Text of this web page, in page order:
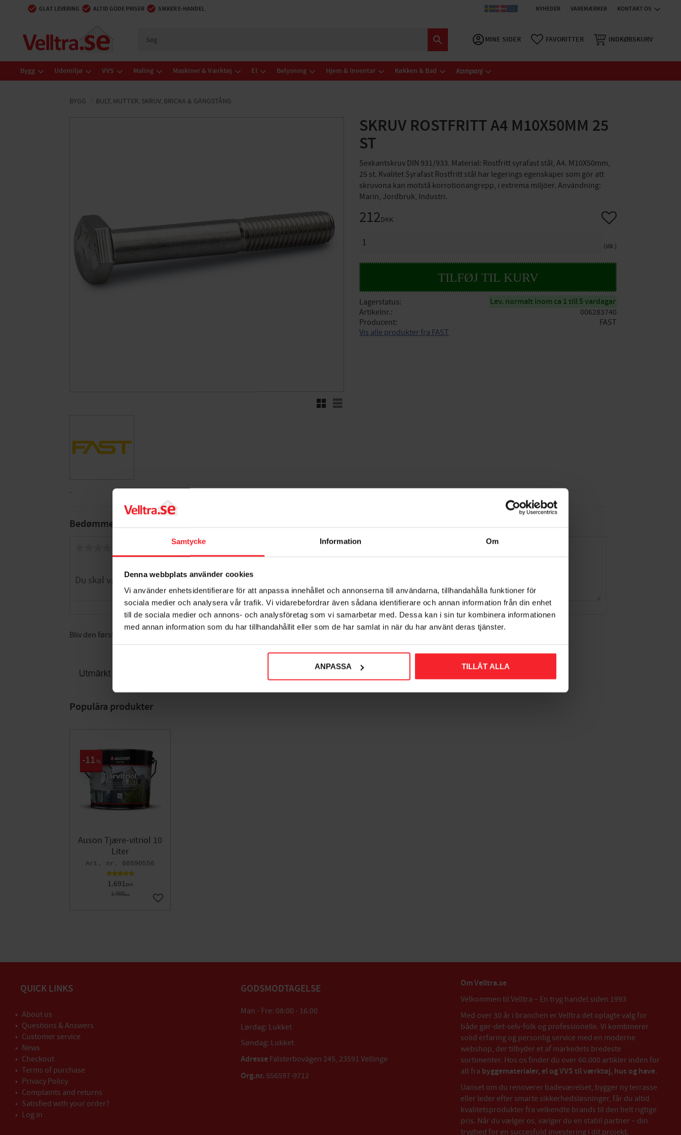
Samtycke Information Om
Denna webbplats använder cookies
Vi använder enhetsidentifierare för att anpassa innehållet och annonserna till användarna, tillhandahålla funktioner för
sociala medier och analysera vår trafik. Vi vidarebefordrar även sådana identifierare och annan information från din enhet
till de sociala medier och annons- och analysföretag som vi samarbetar med. Dessa kan i sin tur kombinera informationen
med annan information som du har tillhandahållit eller som de har samlat in när du har använt deras tjänster.
ANPASSA TILLÅT ALLA
GLAT LEVERING ALTID GODE PRISER SIKKER E-HANDEL NYHEDER VAREMÆRKER KONTAKT OS
MINE SIDER FAVORITTER INDKØBSKURV
Bygg Udemiljø VVS Maling Maskiner & Værktøj El Belysning Hjem & Inventar Køkken & Bad Kampanj
BYGG BULT, MUTTER, SKRUV, BRICKA & GÄNGSTÅNG
SKRUV ROSTFRITT A4 M10X50MM 25
ST
Sexkantskruv DIN 931/933. Material: Rostfritt syrafast stål, A4. M10X50mm,
25 st. Kvalitet Syrafast Rostfritt stål har legerings egenskaper som gör att
skruvona kan motstå korrotionangrepp, i extrema miljöer. Användning:
Marin, Jordbruk, Industri.
RutenettListe
212DKK
stk.
Gem som favorit
Lagerstatus Lev. normalt inom ca 1 till 5 vardagar
Artikelnr.
006283740
Producent
FAST
Vis alle produkter fra FAST
.
Bedømmelser
Bliv den første, der giver en bedømmelse.
Populära produkter
Auson Tjære-vitriol 10
Liter
60590556
1.691DKK
1.900DKK
11 %
Gem som favorit
QUICK LINKS
About us
Questions & Answers
Customer service
News
Checkout
Terms of purchase
Privacy Policy
Complaints and returns
Satisfied with your order?
Log in
GODSMODTAGELSE
Man - Fre: 08:00 - 16:00
Lørdag: Lukket
Søndag: Lukket
AdresseFalsterbovägen 245, 23591 Vellinge
Org.nr. 556597-9712
Om Velltra.se
Velkommen til Velltra – En tryg handel siden 1993
Med over 30 år i branchen er Velltra det oplagte valg for
både gør-det-selv-folk og professionelle. Vi kombinerer
solid erfaring og personlig service med en moderne
webshop, der tilbyder et af markedets bredeste
sortimenter. Hos os finder du over 60.000 artikler inden for
alt fra byggematerialer, el og VVS til værktøj, hus og have.
Uanset om du renoverer badeværelset, bygger ny terrasse
eller leder efter smarte sikkerhedsløsninger, får du altid
kvalitetsprodukter fra velkendte brands til den helt rigtige
pris. Når du vælger os, vælger du en stabil partner – din
tryghed for en succesfuld investering i dit projekt.